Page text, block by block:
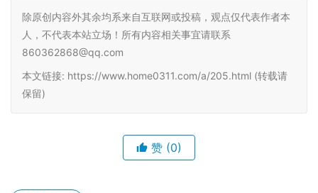
除原创内容外其余均系来自互联网或投稿，观点仅代表作者本
人，不代表本站立场！所有内容相关事宜请联系
860362868@qq.com
本文链接: https://www.home0311.com/a/205.html (转载请
保留)
赞 (0)